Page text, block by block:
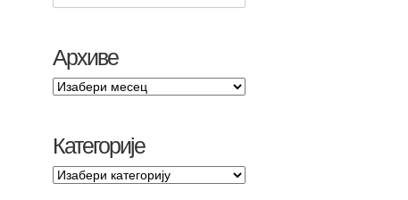
Архиве
Категорије